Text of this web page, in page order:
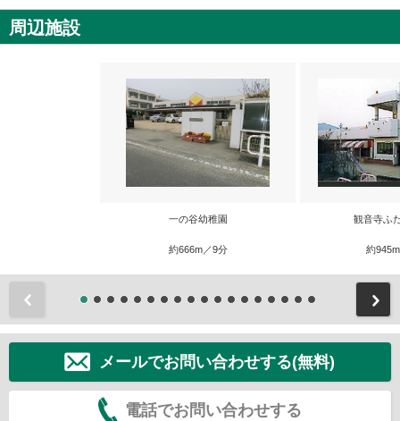
周辺施設
一の谷幼稚園
約666m／9分
観音寺ふ
約
メールでお問い合わせする(無料)
電話でお問い合わせする